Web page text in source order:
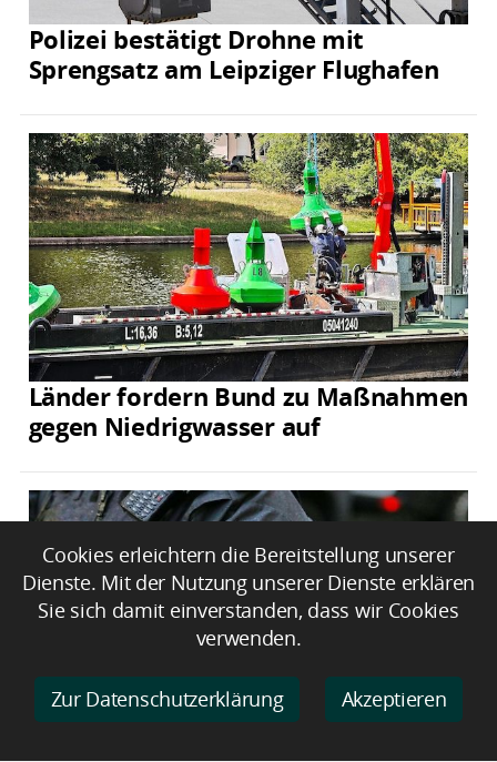
Polizei bestätigt Drohne mit
Sprengsatz am Leipziger Flughafen
Länder fordern Bund zu Maßnahmen
gegen Niedrigwasser auf
Fünf vorläufige Festnahmen nach
Cookies erleichtern die Bereitstellung unserer
Dienste. Mit der Nutzung unserer Dienste erklären
Sie sich damit einverstanden, dass wir Cookies
verwenden.
Zur Datenschutzerklärung Akzeptieren